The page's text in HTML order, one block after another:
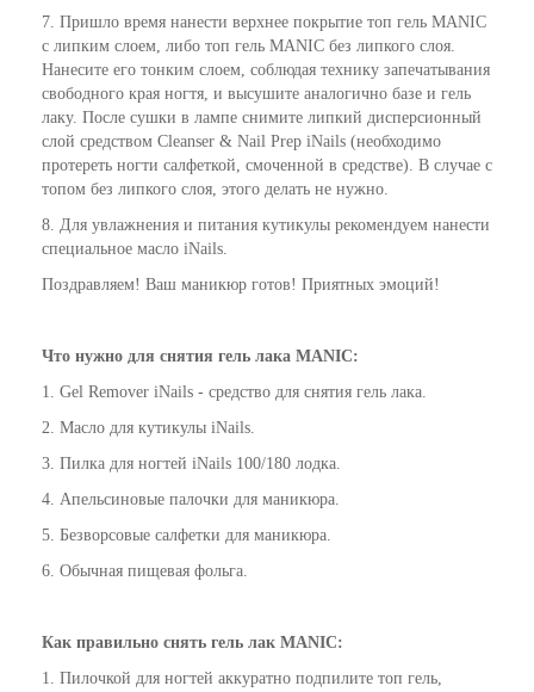
7. Пришло время нанести верхнее покрытие топ гель MANIC
с липким слоем, либо топ гель MANIC без липкого слоя.
Нанесите его тонким слоем, соблюдая технику запечатывания
свободного края ногтя, и высушите аналогично базе и гель
лаку. После сушки в лампе снимите липкий дисперсионный
слой средством Cleanser & Nail Prep iNails (необходимо
протереть ногти салфеткой, смоченной в средстве). В случае с
топом без липкого слоя, этого делать не нужно.
8. Для увлажнения и питания кутикулы рекомендуем нанести
специальное масло iNails.
Поздравляем! Ваш маникюр готов! Приятных эмоций!
Что нужно для снятия гель лака MANIC:
1. Gel Remover iNails - средство для снятия гель лака.
2. Масло для кутикулы iNails.
3. Пилка для ногтей iNails 100/180 лодка.
4. Апельсиновые палочки для маникюра.
5. Безворсовые салфетки для маникюра.
6. Обычная пищевая фольга.
Как правильно снять гель лак MANIC:
1. Пилочкой для ногтей аккуратно подпилите топ гель,